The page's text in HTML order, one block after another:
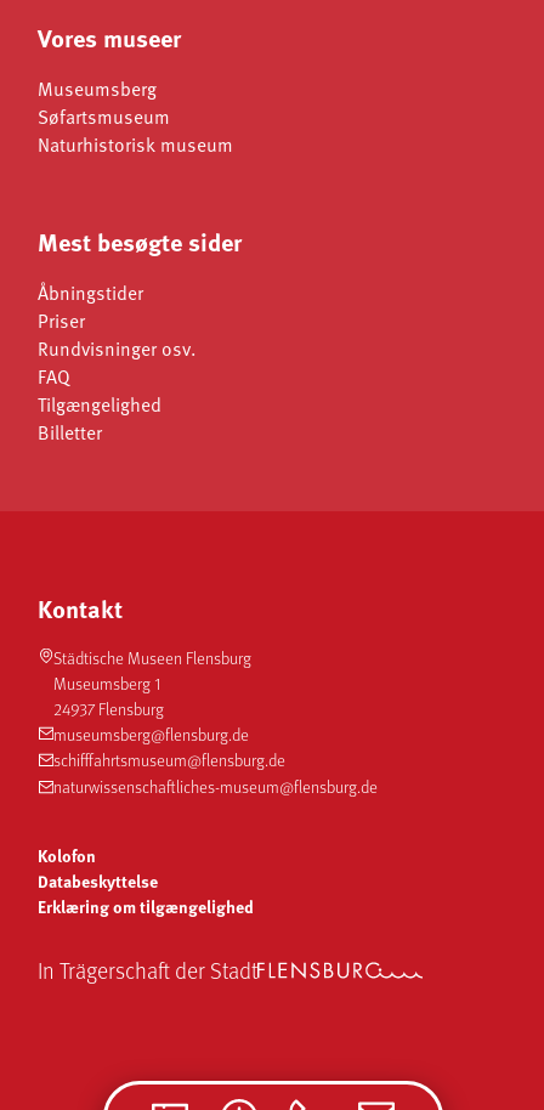
Vores museer
Museumsberg
Søfartsmuseum
Naturhistorisk museum
Mest besøgte sider
Åbningstider
Priser
Rundvisninger osv.
FAQ
Tilgængelighed
Billetter
Kontakt
Städtische Museen Flensburg
Museumsberg 1
24937 Flensburg
museumsberg@flensburg.de
schifffahrtsmuseum@flensburg.de
naturwissenschaftliches-museum@flensburg.de
In Trägerschaft der Stadt
Kolofon
Databeskyttelse
Erklæring om tilgængelighed